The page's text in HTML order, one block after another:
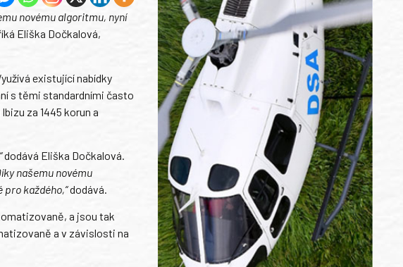
novému algoritmu, nyní
Eliška Dočkalová,
existující nabídky
s těmi standardními často
za 1445 korun a
dodává Eliška Dočkalová.
našemu novému
každého,“dodává.
a jsou tak
a v závislosti na